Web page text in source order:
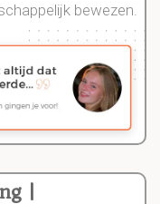
|
bewezen.